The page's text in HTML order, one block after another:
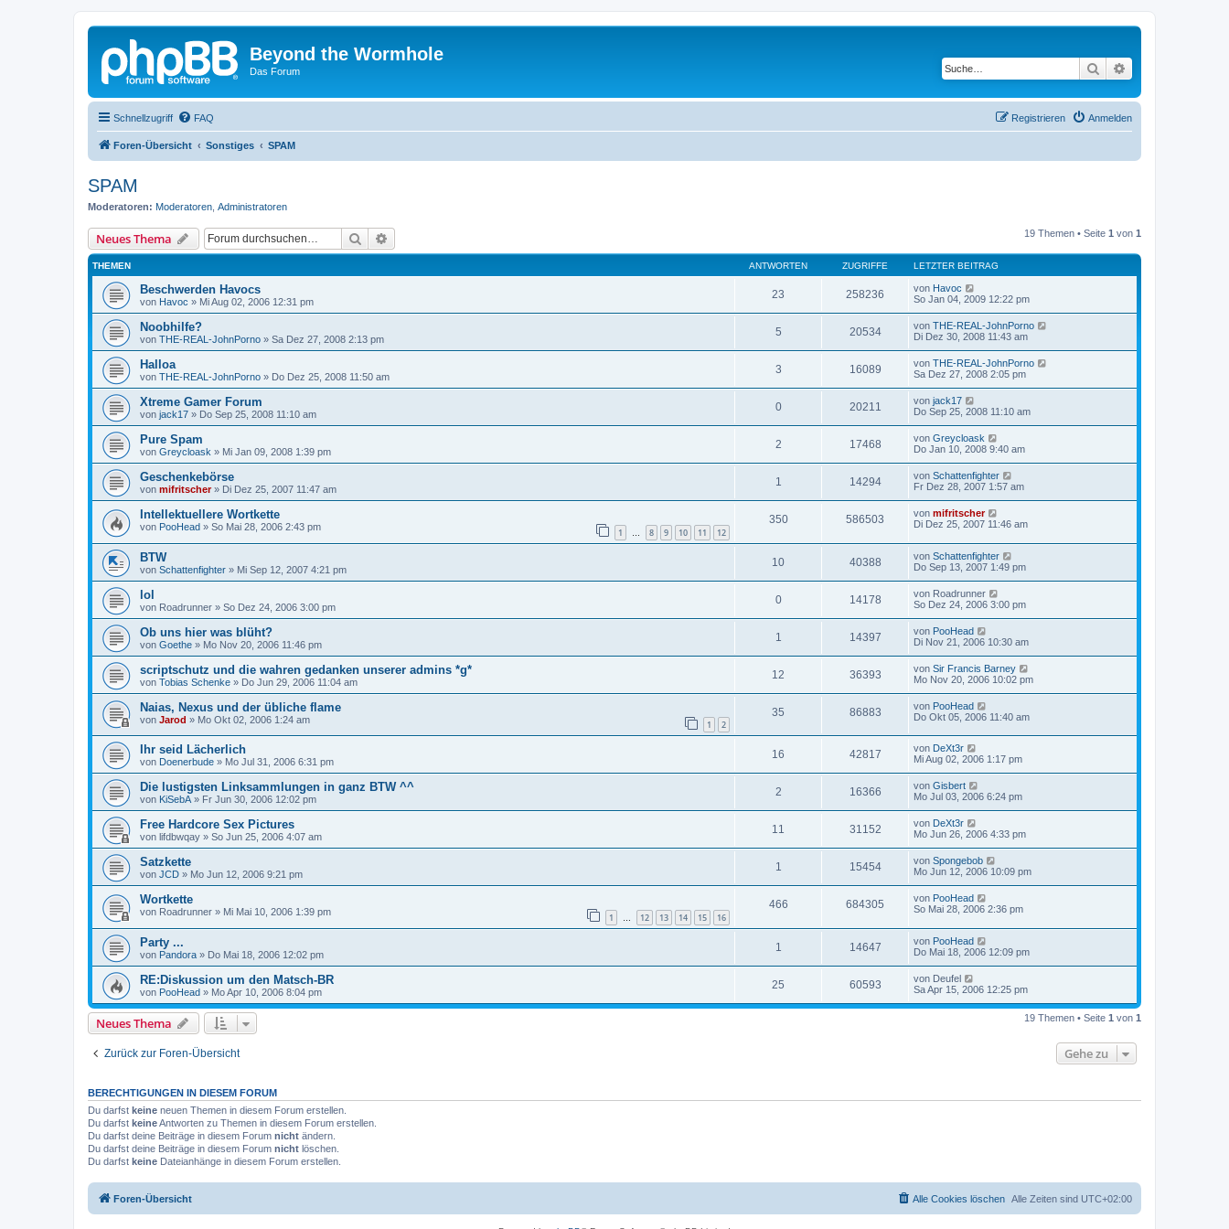
Beyond the Wormhole
Das Forum Suche
Schnellzugriff FAQ Anmelden
Registrieren
Foren-Übersicht Sonstiges SPAM
SPAM
Moderatoren: Moderatoren Administratoren
Neues Thema Suche 19 Themen • Seite 1 von 1
THEMEN ANTWORTEN ZUGRIFFE LETZTER BEITRAG
Beschwerden Havocs
von Havoc » Mi Aug 02, 2006 12:31 pm
23 258236 von Havoc
So Jan 04, 2009 12:22 pm
Noobhilfe?
von THE-REAL-JohnPorno » Sa Dez 27, 2008 2:13 pm
5 20534 von THE-REAL-JohnPorno
Di Dez 30, 2008 11:43 am
Halloa
von THE-REAL-JohnPorno » Do Dez 25, 2008 11:50 am
3 16089 von THE-REAL-JohnPorno
Sa Dez 27, 2008 2:05 pm
Xtreme Gamer Forum
von jack17 » Do Sep 25, 2008 11:10 am
0 20211 von jack17
Do Sep 25, 2008 11:10 am
Pure Spam
von Greycloask » Mi Jan 09, 2008 1:39 pm
2 17468 von Greycloask
Do Jan 10, 2008 9:40 am
Geschenkebörse
von mifritscher» Di Dez 25, 2007 11:47 am
1 14294 von Schattenfighter
Fr Dez 28, 2007 1:57 am
Intellektuellere Wortkette
von PooHead » So Mai 28, 2006 2:43 pm 1 … 8 9 10 11 12
350 586503 von mifritscher
Di Dez 25, 2007 11:46 am
BTW
von Schattenfighter » Mi Sep 12, 2007 4:21 pm
10 40388 von Schattenfighter
Do Sep 13, 2007 1:49 pm
lol
von Roadrunner » So Dez 24, 2006 3:00 pm
0 14178 von Roadrunner
So Dez 24, 2006 3:00 pm
Ob uns hier was blüht?
von Goethe » Mo Nov 20, 2006 11:46 pm
1 14397 von PooHead
Di Nov 21, 2006 10:30 am
scriptschutz und die wahren gedanken unserer admins *g*
von Tobias Schenke » Do Jun 29, 2006 11:04 am
12 36393 von Sir Francis Barney
Mo Nov 20, 2006 10:02 pm
Naias, Nexus und der übliche flame
von Jarod » Mo Okt 02, 2006 1:24 am 1 2
35 86883 von PooHead
Do Okt 05, 2006 11:40 am
Ihr seid Lächerlich
von Doenerbude » Mo Jul 31, 2006 6:31 pm
16 42817 von DeXt3r
Mi Aug 02, 2006 1:17 pm
Die lustigsten Linksammlungen in ganz BTW ^^
von KiSebA » Fr Jun 30, 2006 12:02 pm
2 16366 von Gisbert
Mo Jul 03, 2006 6:24 pm
Free Hardcore Sex Pictures
von lifdbwqay » So Jun 25, 2006 4:07 am
11 31152 von DeXt3r
Mo Jun 26, 2006 4:33 pm
Satzkette
von JCD » Mo Jun 12, 2006 9:21 pm
1 15454 von Spongebob
Mo Jun 12, 2006 10:09 pm
Wortkette
von Roadrunner » Mi Mai 10, 2006 1:39 pm 1 … 12 13 14 15 16
466 684305 von PooHead
So Mai 28, 2006 2:36 pm
Party ...
von Pandora » Do Mai 18, 2006 12:02 pm
1 14647 von PooHead
Do Mai 18, 2006 12:09 pm
RE:Diskussion um den Matsch-BR
von PooHead » Mo Apr 10, 2006 8:04 pm
25 60593 von Deufel
Sa Apr 15, 2006 12:25 pm
Neues Thema 19 Themen • Seite 1 von 1
Zurück zur Foren-Übersicht Gehe zu
BERECHTIGUNGEN IN DIESEM FORUM
Du darfst keine neuen Themen in diesem Forum erstellen.
Du darfst keineAntworten zu Themen in diesem Forum erstellen.
Du darfst deine Beiträge in diesem Forum nicht ändern.
Du darfst deine Beiträge in diesem Forum nicht löschen.
Du darfst keine Dateianhänge in diesem Forum erstellen.
Foren-Übersicht Alle Zeiten sind UTC+02:00
Alle Cookies löschen